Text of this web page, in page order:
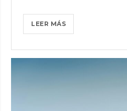
LEER MÁSALQUILER
DE
PARA